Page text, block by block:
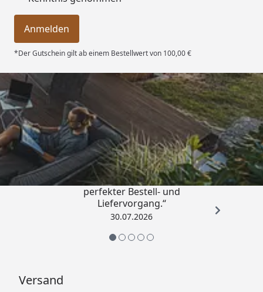
Anmelden
*Der Gutschein gilt ab einem Bestellwert von 100,00 €
Trusted Shops
4,76/ 5
„Qualitativ sehr gute Ware und ein
perfekter Bestell- und
Liefervorgang.“
30.07.2026
Versand